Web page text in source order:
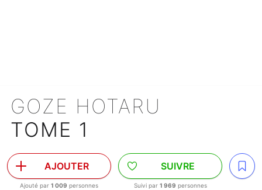
GOZE HOTARU
TOME 1
AJOUTER
Ajouté par 1 009 personnes
SUIVRE
Suivi par 1 969 personnes